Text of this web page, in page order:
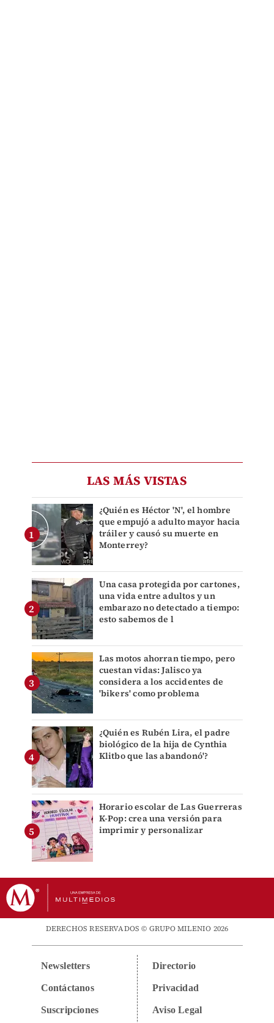
LAS MÁS VISTAS
¿Quién es Héctor 'N', el hombre
que empujó a adulto mayor hacia
tráiler y causó su muerte en
Monterrey?
Una casa protegida por cartones,
una vida entre adultos y un
embarazo no detectado a tiempo:
esto sabemos de l
Las motos ahorran tiempo, pero
cuestan vidas: Jalisco ya
considera a los accidentes de
'bikers' como problema
¿Quién es Rubén Lira, el padre
biológico de la hija de Cynthia
Klitbo que las abandonó'?
Horario escolar de Las Guerreras
K-Pop: crea una versión para
imprimir y personalizar
DERECHOS RESERVADOS © GRUPO MILENIO 2026
Newsletters
Contáctanos
Suscripciones
Directorio
Privacidad
Aviso Legal